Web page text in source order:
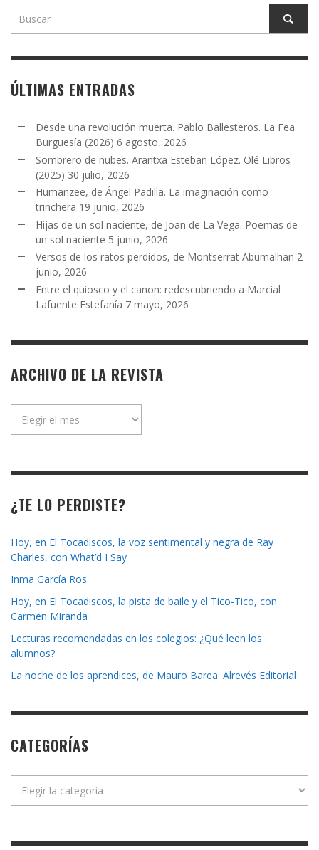
ÚLTIMAS ENTRADAS
Desde una revolución muerta. Pablo Ballesteros. La Fea
Burguesía (2026) 6 agosto, 2026
Sombrero de nubes. Arantxa Esteban López. Olé Libros
(2025) 30 julio, 2026
Humanzee, de Ángel Padilla. La imaginación como
trinchera 19 junio, 2026
Hijas de un sol naciente, de Joan de La Vega. Poemas de
un sol naciente 5 junio, 2026
Versos de los ratos perdidos, de Montserrat Abumalhan 2
junio, 2026
Entre el quiosco y el canon: redescubriendo a Marcial
Lafuente Estefanía 7 mayo, 2026
ARCHIVO DE LA REVISTA
¿TE LO PERDISTE?
Hoy, en El Tocadiscos, la voz sentimental y negra de Ray
Charles, con What’d I Say
Inma García Ros
Hoy, en El Tocadiscos, la pista de baile y el Tico-Tico, con
Carmen Miranda
Lecturas recomendadas en los colegios: ¿Qué leen los
alumnos?
La noche de los aprendices, de Mauro Barea. Alrevés Editorial
CATEGORÍAS